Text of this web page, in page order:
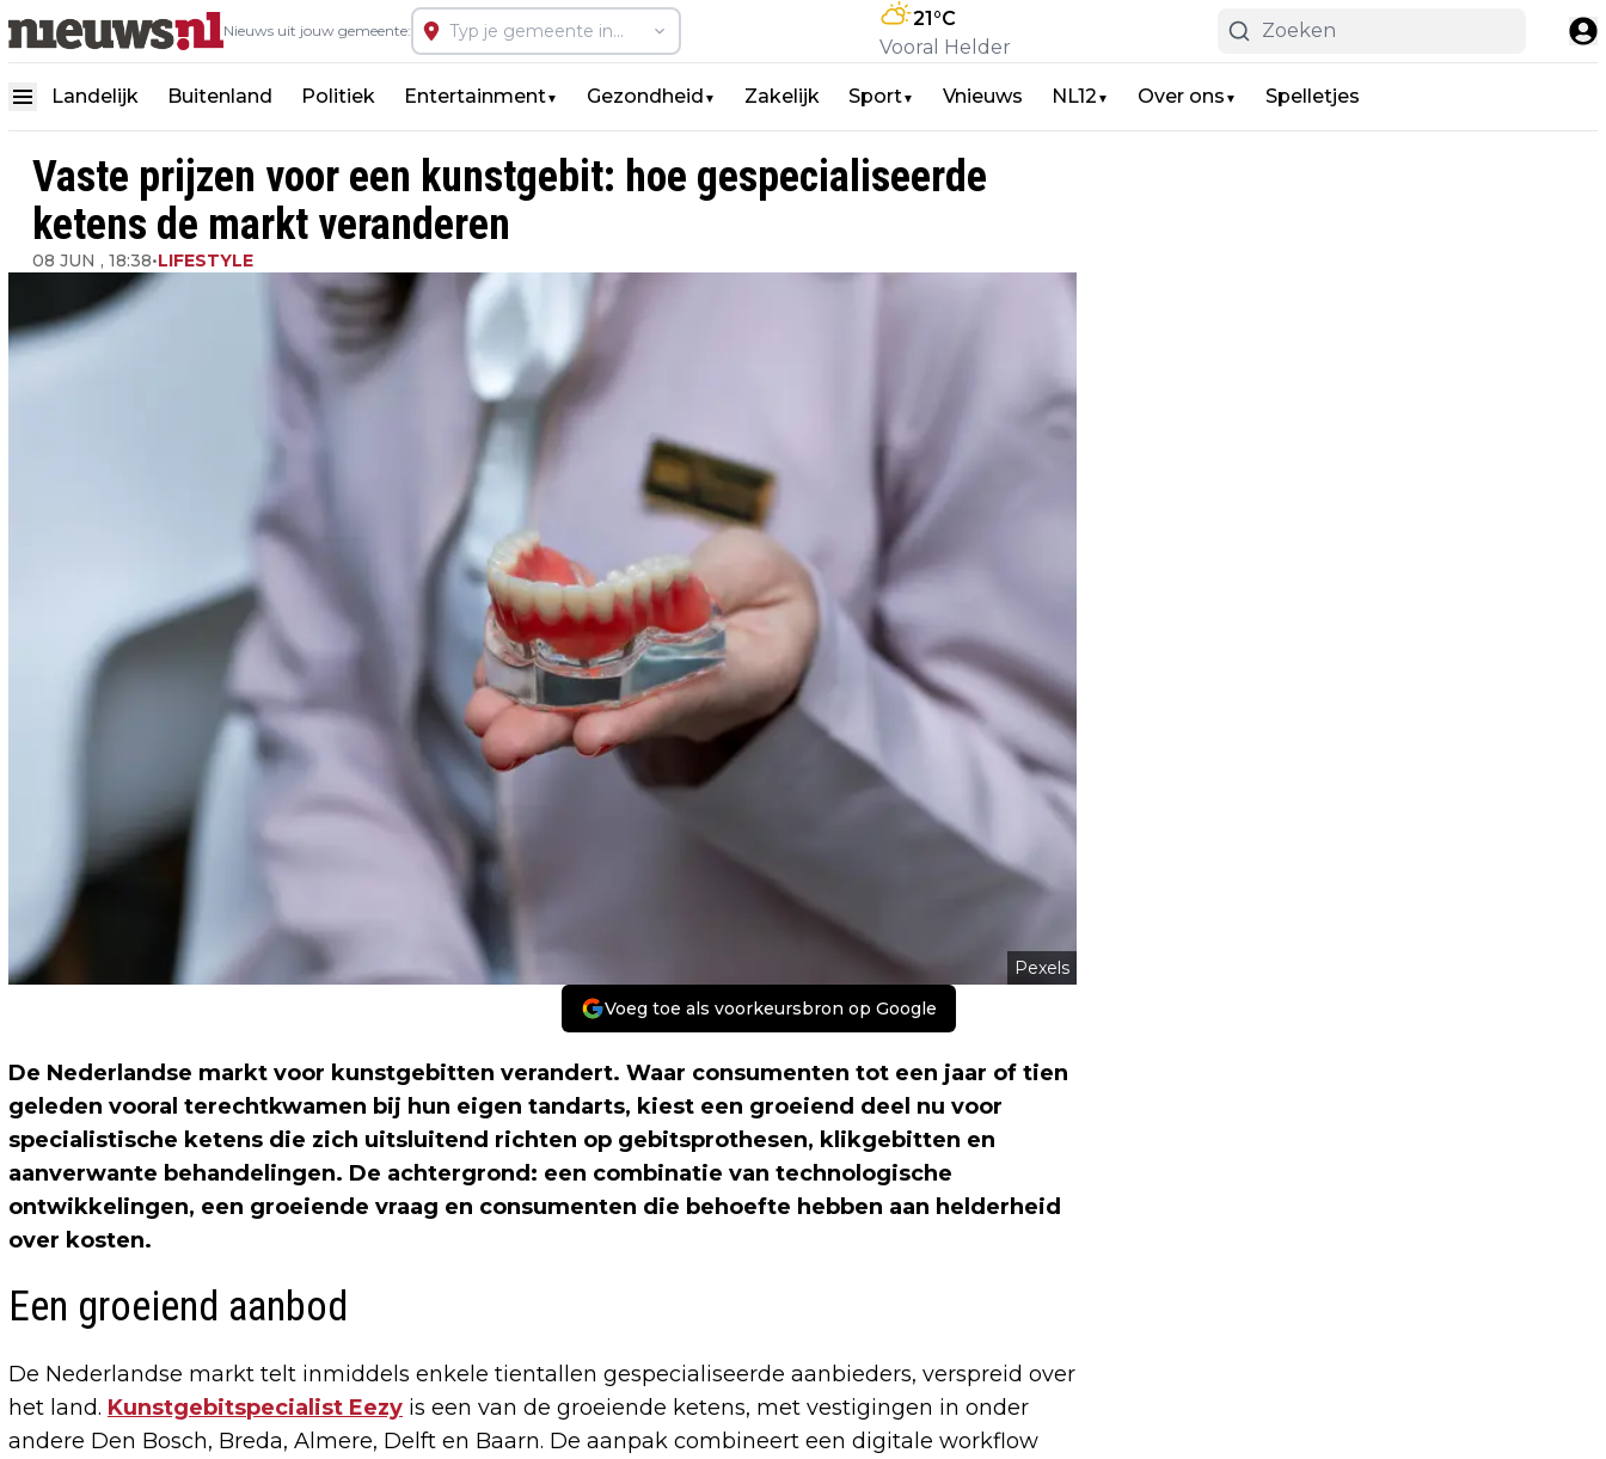
Nieuws uit jouw gemeente:
21°C
Vooral Helder
Landelijk Buitenland Politiek Entertainment▼ Gezondheid ▼ Zakelijk Sport▼ Vnieuws NL12 ▼ Over ons ▼ Spelletjes
Vaste prijzen voor een kunstgebit: hoe gespecialiseerde
ketens de markt veranderen
08 JUN , 18:38•LIFESTYLE
Pexels
Voeg toe als voorkeursbron op Google
De Nederlandse markt voor kunstgebitten verandert. Waar consumenten tot een jaar of tien
geleden vooral terechtkwamen bij hun eigen tandarts, kiest een groeiend deel nu voor
specialistische ketens die zich uitsluitend richten op gebitsprothesen, klikgebitten en
aanverwante behandelingen. De achtergrond: een combinatie van technologische
ontwikkelingen, een groeiende vraag en consumenten die behoefte hebben aan helderheid
over kosten.
Een groeiend aanbod
De Nederlandse markt telt inmiddels enkele tientallen gespecialiseerde aanbieders, verspreid over
het land. Kunstgebitspecialist Eezy is een van de groeiende ketens, met vestigingen in onder
andere Den Bosch, Breda, Almere, Delft en Baarn. De aanpak combineert een digitale workflow